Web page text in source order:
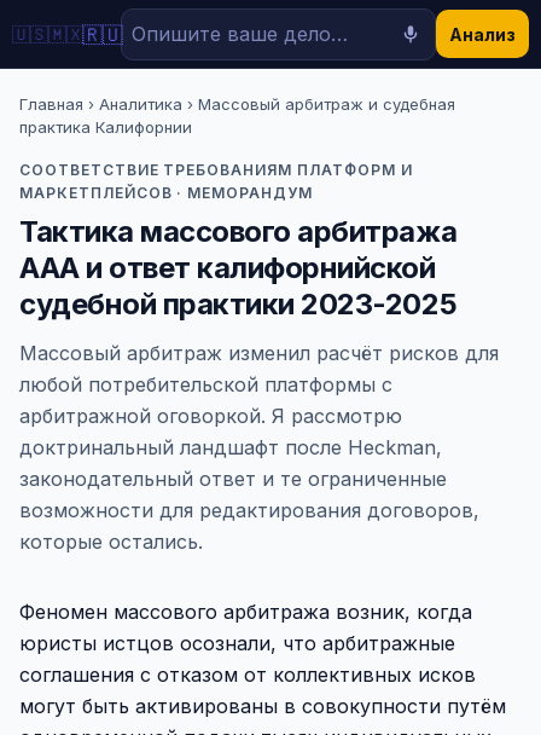
🇺🇸🇲🇽🇷🇺 Анализ
Главная › Аналитика › Массовый арбитраж и судебная
практика Калифорнии
СООТВЕТСТВИЕ ТРЕБОВАНИЯМ ПЛАТФОРМ И
МАРКЕТПЛЕЙСОВ · МЕМОРАНДУМ
Тактика массового арбитража
AAA и ответ калифорнийской
судебной практики 2023-2025
Массовый арбитраж изменил расчёт рисков для
любой потребительской платформы с
арбитражной оговоркой. Я рассмотрю
доктринальный ландшафт после Heckman,
законодательный ответ и те ограниченные
возможности для редактирования договоров,
которые остались.
Феномен массового арбитража возник, когда
юристы истцов осознали, что арбитражные
соглашения с отказом от коллективных исков
могут быть активированы в совокупности путём